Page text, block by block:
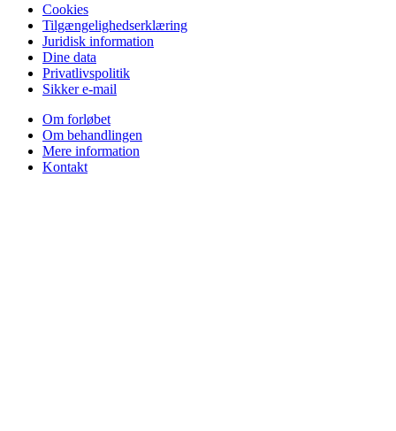
Cookies
Tilgængelighedserklæring
Juridisk information
Dine data
Privatlivspolitik
Sikker e-mail
Om forløbet
Om behandlingen
Mere information
Kontakt